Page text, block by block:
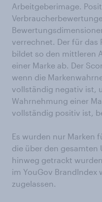
Arbeitgeberimage.
verrechnet. Der für das
bildet so den mittleren
einer Marke ab. Der
wenn die
vollständig negativ ist,
Wahrnehmung einer
vollständig positiv ist,
Es wurden nur Marken
die über den gesamten
hinweg getrackt
im YouGov BrandIndex
zugelassen.